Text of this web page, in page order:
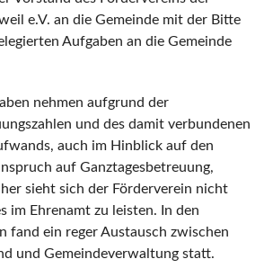
e.V. an die Gemeinde mit der Bitte
Aufgaben an die Gemeinde
nehmen aufgrund der
und des damit verbundenen
auch im Hinblick auf den
auf Ganztagesbetreuung,
sieht sich der Förderverein nicht
im Ehrenamt zu leisten. In den
fand ein reger Austausch zwischen
und Gemeindeverwaltung statt.